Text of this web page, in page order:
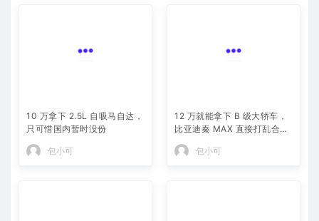
10 万拿下 2.5L 自吸马自达，
只可惜国内暂时没份
包小可
12 万就能拿下 B 级大轿车，
比亚迪秦 MAX 直接打乱合资
包小可